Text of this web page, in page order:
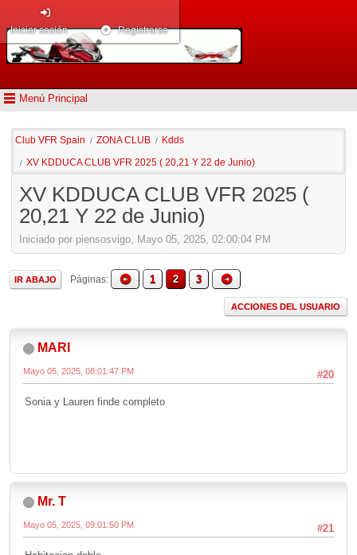
Menú Principal
Iniciar sesión Registrarse
Club VFR Spain / ZONA CLUB / Kdds
/ XV KDDUCA CLUB VFR 2025 ( 20,21 Y 22 de Junio)
XV KDDUCA CLUB VFR 2025 (
20,21 Y 22 de Junio)
Iniciado por piensosvigo, Mayo 05, 2025, 02:00:04 PM
IR ABAJO Páginas 1 2 3
ACCIONES DEL USUARIO
MARI
#20
Mayo 05, 2025, 08:01:47 PM
Sonia y Lauren finde completo
Mr. T
#21
Mayo 05, 2025, 09:01:50 PM